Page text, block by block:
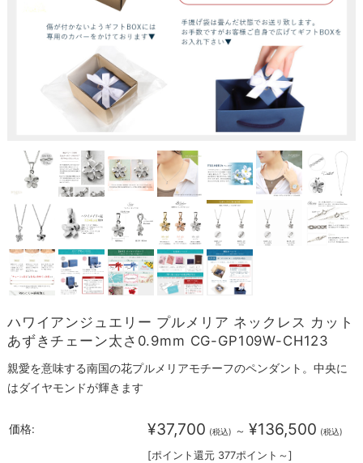
ハワイアンジュエリー プルメリア ネックレス カット
あずきチェーン太さ0.9mm CG-GP109W-CH123
親愛を意味する南国の花プルメリアモチーフのペンダント。中央に
はダイヤモンドが輝きます
価格: ¥37,700 (税込) ～ ¥136,500 (税込)
[ポイント還元 377ポイント～]